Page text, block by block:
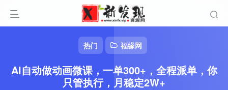
热门 福缘网
AI自动做动画微课，一单300+，全程派单，你
只管执行，月稳定2W+